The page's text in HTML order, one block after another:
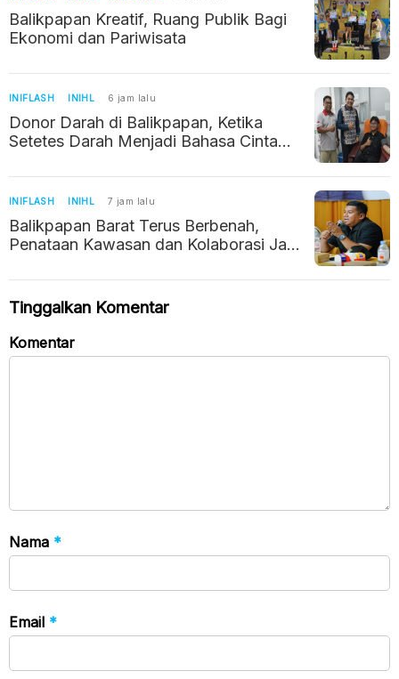
Balikpapan Kreatif, Ruang Publik Bagi
Ekonomi dan Pariwisata
INIFLASH INIHL 6 jam lalu
Donor Darah di Balikpapan, Ketika
Setetes Darah Menjadi Bahasa Cinta
INIFLASH INIHL 7 jam lalu
Balikpapan Barat Terus Berbenah,
Penataan Kawasan dan Kolaborasi Jadi
Tinggalkan Komentar
Komentar
Nama *
Email *